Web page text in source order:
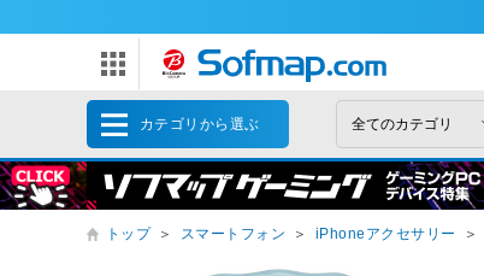
カテゴリから選ぶ
トップ ＞ スマートフォン ＞ iPhoneアクセサリー ＞